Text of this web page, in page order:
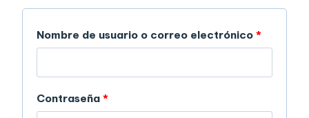
Nombre de usuario o correo electrónico *
Contraseña *